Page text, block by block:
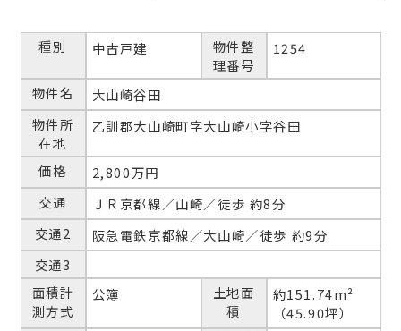
種別 中古戸建
物件整
理番号
1254
物件名
大山崎谷田
物件所
在地
乙訓郡大山崎町字大山崎小字谷田
価格
2,800万円
交通
ＪＲ京都線／山崎／徒歩 約8分
交通2
阪急電鉄京都線／大山崎／徒歩 約9分
交通3
面積計
測方式
公簿
土地面
積
約151.74m²
（45.90坪）